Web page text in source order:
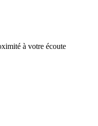
à votre écoute